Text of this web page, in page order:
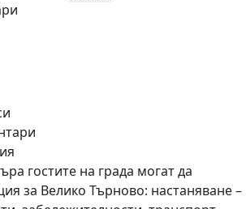
гостите на града могат да
за Велико Търново: настаняване –